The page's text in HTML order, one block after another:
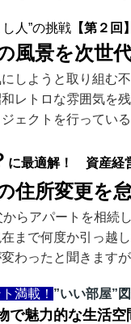
し人”の挑戦 【第２ 回】
風景を次世
しようと取り組む
レトロな雰囲気を
ェクトを行ってい
に最適解！ 資産経
住所変更を
らアパートを相続し
まで何度か引っ越
わったと聞きます
満載 ！ ”いい部屋”
で魅力的な生活空